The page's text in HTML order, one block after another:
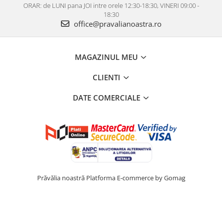
ORAR: de LUNI pana JOI intre orele 12:30-18:30, VINERI 09:00 -
18:30
office@pravalianoastra.ro
MAGAZINUL MEU
CLIENTI
DATE COMERCIALE
Prăvălia noastră Platforma E-commerce by Gomag